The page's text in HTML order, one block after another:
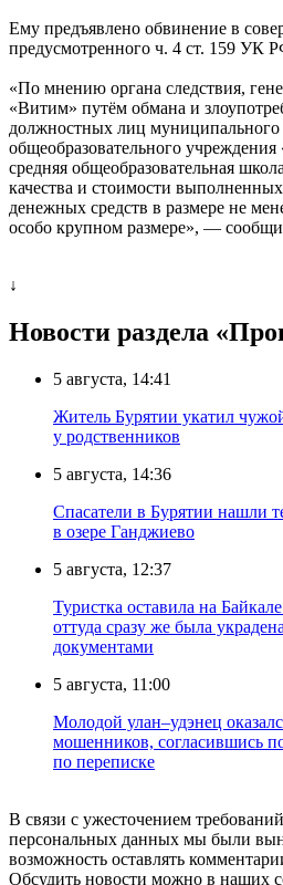
Ему предъявлено обвинение в
предусмотренного ч. 4 ст. 159 УК
«По мнению органа следствия,
«Витим» путём обмана и
должностных лиц
общеобразовательного
средняя общеобразовательная
качества и стоимости
денежных средств в размере не
особо крупном размере», —
↓
Новости раздела
5 августа, 14:41
Житель Бурятии укатил
у родственников
5 августа, 14:36
Спасатели в Бурятии нашли
в озере Ганджиево
5 августа, 12:37
Туристка оставила на
оттуда сразу же была
документами
5 августа, 11:00
Молодой улан–удэнец
мошенников, согласившись
по переписке
В связи с ужесточением
персональных данных мы были
возможность оставлять
Обсудить новости можно в наших